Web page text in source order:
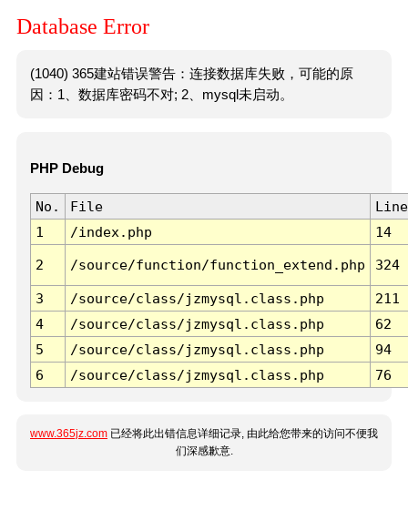
Database Error
(1040) 365建站错误警告：连接数据库失败，可能的原
因：1、数据库密码不对; 2、mysql未启动。
PHP Debug
No. File
Line
1
/index.php 14
2 /source/function/function_extend.php 324
3 /source/class/jzmysql.class.php
211
4
/source/class/jzmysql.class.php
62
5
/source/class/jzmysql.class.php
94
6
/source/class/jzmysql.class.php 76
www.365jz.com 已经将此出错信息详细记录, 由此给您带来的访问不便我
们深感歉意.